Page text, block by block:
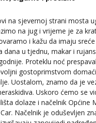
na sjevernoj strani mosta
na jug i vrijeme je za
i kažu da imaju
dana u tjednu, makar i
Proteklu noć
gostoprimstvom
Uostalom, znamo da je
Uskoro ćemo se
dolaze i načelnik Općine
Načelnik je oduševljen